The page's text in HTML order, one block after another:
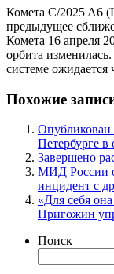
Комета C/2025 A6
предыдущее
Комета 16 апреля
орбита
системе ожидается
Похожие
Опубликован
Петербурге в
Завершено
МИД России
инцидент с
«Для себя
Пригожин
Поиск